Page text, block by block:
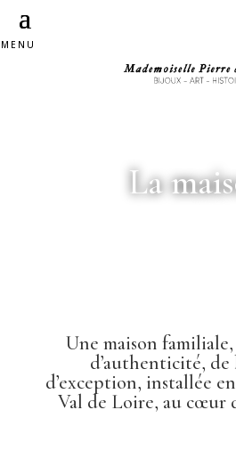
MENU
La
Une maison
d’authenticité, de
d’exception, installée
Val de Loire, au cœur